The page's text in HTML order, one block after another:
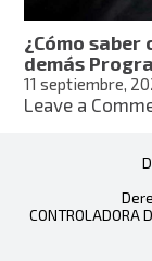
¿Cómo
demás
11 septiembre,
Leave a
CONTROLADORA